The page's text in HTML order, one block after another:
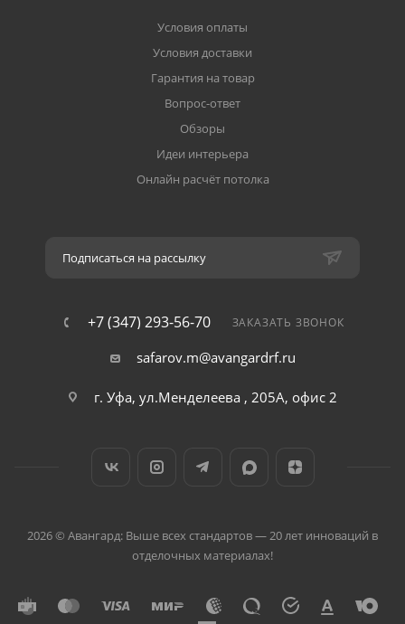
Условия оплаты
Условия доставки
Гарантия на товар
Вопрос-ответ
Обзоры
Идеи интерьера
Онлайн расчёт потолка
Подписаться на рассылку
+7 (347) 293-56-70 ЗАКАЗАТЬ ЗВОНОК
safarov.m@avangardrf.ru
г. Уфа, ул.Менделеева , 205А, офис 2
2026 © Авангард: Выше всех стандартов — 20 лет инноваций в
отделочных материалах!